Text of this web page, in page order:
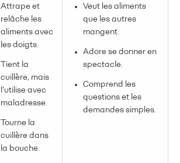
Attrape et
relâche les
aliments avec
les doigts.
Tient la
cuillère, mais
l’utilise avec
maladresse.
Tourne la
cuillère dans
la bouche.
Veut les aliments
que les autres
mangent.
Adore se donner en
spectacle.
Comprend les
questions et les
demandes simples.